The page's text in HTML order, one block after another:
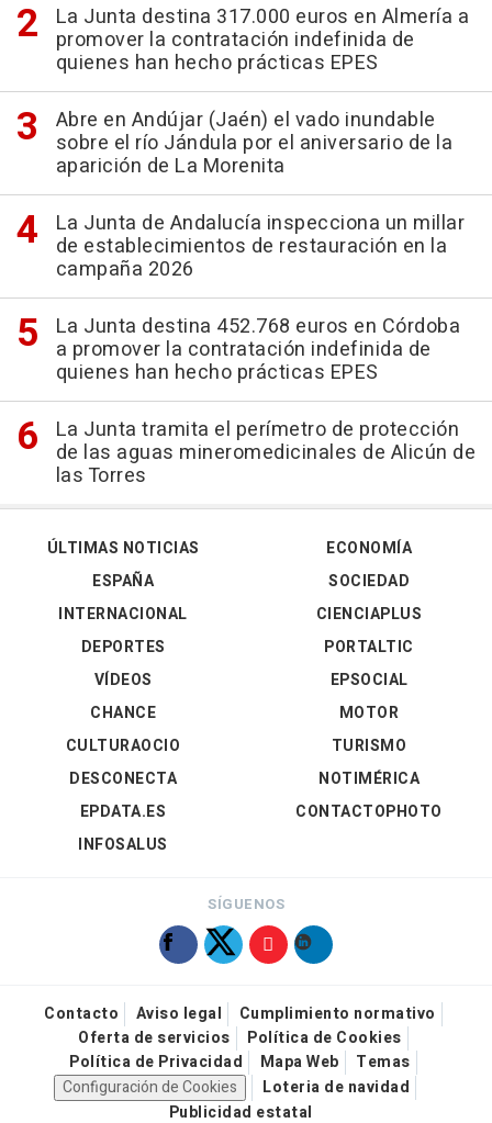
La Junta destina 317.000 euros en Almería a
promover la contratación indefinida de
quienes han hecho prácticas EPES
Abre en Andújar (Jaén) el vado inundable
sobre el río Jándula por el aniversario de la
aparición de La Morenita
La Junta de Andalucía inspecciona un millar
de establecimientos de restauración en la
campaña 2026
La Junta destina 452.768 euros en Córdoba
a promover la contratación indefinida de
quienes han hecho prácticas EPES
La Junta tramita el perímetro de protección
de las aguas mineromedicinales de Alicún de
las Torres
ÚLTIMAS NOTICIAS
ESPAÑA
INTERNACIONAL
DEPORTES
VÍDEOS
ECONOMÍA
SOCIEDAD
CIENCIAPLUS
PORTALTIC
EPSOCIAL
CHANCE
CULTURAOCIO
DESCONECTA
EPDATA.ES
INFOSALUS
MOTOR
TURISMO
NOTIMÉRICA
CONTACTOPHOTO
SÍGUENOS
Contacto Aviso legal
Cumplimiento normativo
Oferta de servicios
Política de Cookies
Política de Privacidad
Mapa Web
Temas
Configuración de Cookies
Loteria de navidad
Publicidad estatal